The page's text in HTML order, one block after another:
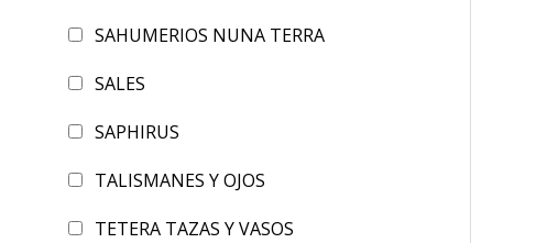
SAHUMERIOS NUNA TERRA
SALES
SAPHIRUS
TALISMANES Y OJOS
TETERA TAZAS Y VASOS